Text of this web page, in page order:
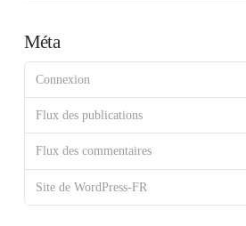
Méta
Connexion
Flux des publications
Flux des commentaires
Site de WordPress-FR